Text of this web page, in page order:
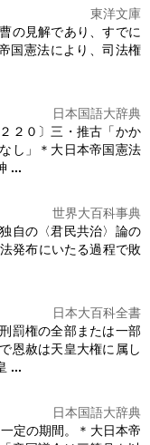
東洋文庫
の見解であり、すでに
国憲法により、司法権
日本国語大辞典
２０〕三・推古「かか
し」＊ 大日本帝国憲法
...
世界大百科事典
自の〈君民共治〉論の
発布にいたる過程で敗
日本大百科全書
罰権の全部または一部
恩赦は天皇大権に属し
...
日本国語大辞典
定の期間。＊ 大日本帝